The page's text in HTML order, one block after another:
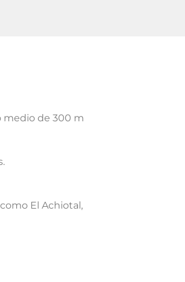
medio de 300 m
El Achiotal,